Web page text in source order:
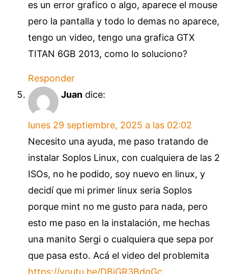
es un error grafico o algo, aparece el mouse
pero la pantalla y todo lo demas no aparece,
tengo un video, tengo una grafica GTX
TITAN 6GB 2013, como lo soluciono?
Responder
Juan dice:
lunes 29 septiembre, 2025 a las 02:02
Necesito una ayuda, me paso tratando de
instalar Soplos Linux, con cualquiera de las 2
ISOs, no he podido, soy nuevo en linux, y
decidí que mi primer linux seria Soplos
porque mint no me gusto para nada, pero
esto me paso en la instalación, me hechas
una manito Sergi o cualquiera que sepa por
que pasa esto. Acá el video del problemita
https://youtu.be/DBjGR3BdgGc